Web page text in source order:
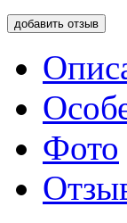
добавить отзыв
Фото